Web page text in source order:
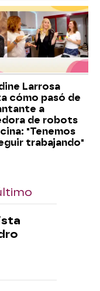
Larrosa
cómo pasó de
a
de robots
"Tenemos
trabajando"